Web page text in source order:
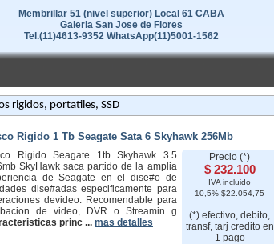
Membrillar 51 (nivel superior) Local 61 CABA
Galeria San Jose de Flores
Tel.(11)4613-9352 WhatsApp(11)5001-1562
rigidos, portatiles, SSD
Rigido 1 Tb Seagate Sata 6 Skyhawk 256Mb
Rigido Seagate 1tb Skyhawk 3.5
SkyHawk saca partido de la amplia
de Seagate en el dise#o de
dise#adas especificamente para
devideo. Recomendable para
de video, DVR o Streamin g
princ ... mas detalles
Precio (*)
$ 232.100
IVA incluido
10,5% $22.054,75
(*) efectivo, debito,
transf, tarj credito en
1 pago